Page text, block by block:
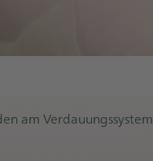
am Verdauungssystem